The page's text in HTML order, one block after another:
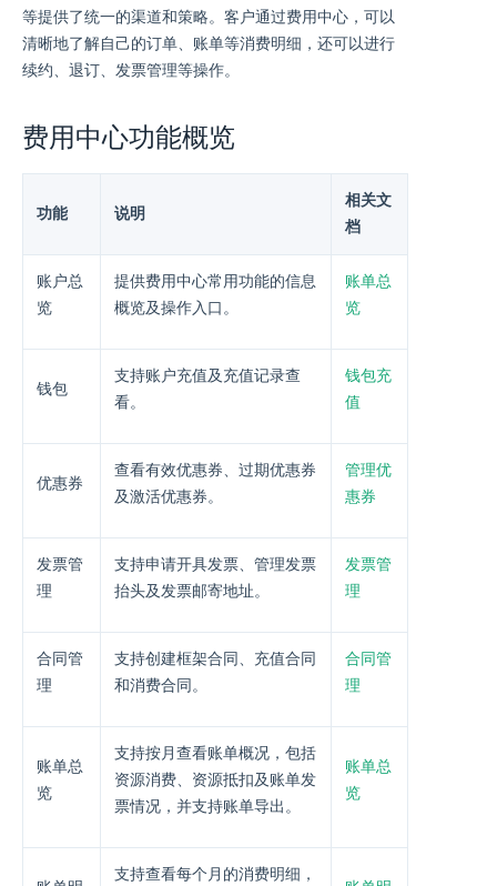
等提供了统一的渠道和策略。客户通过费用中心，可以
清晰地了解自己的订单、账单等消费明细，还可以进行
续约、退订、发票管理等操作。
费用中心功能概览
功能 说明
相关文
档
账户总
览
提供费用中心常用功能的信息
概览及操作入口。
账单总
览
钱包
支持账户充值及充值记录查
看。
钱包充
值
优惠券
查看有效优惠券、过期优惠券
及激活优惠券。
管理优
惠券
发票管
理
支持申请开具发票、管理发票
抬头及发票邮寄地址。
发票管
理
合同管
理
支持创建框架合同、充值合同
和消费合同。
合同管
理
账单总
览
支持按月查看账单概况，包括
资源消费、资源抵扣及账单发
票情况，并支持账单导出。
账单总
览
支持查看每个月的消费明细，